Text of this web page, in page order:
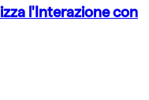
l'Interazione con